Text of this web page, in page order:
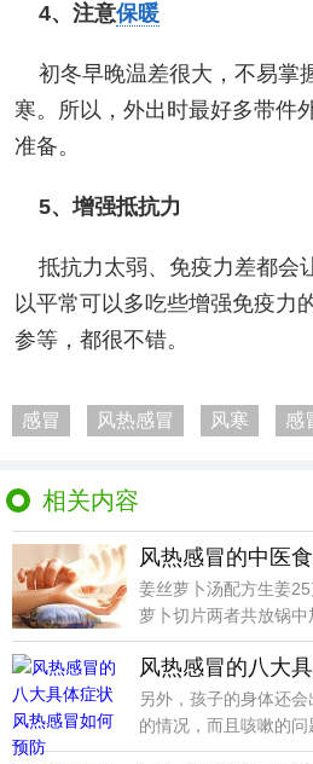
4、注意保暖
初冬早晚温差很大，不易掌
寒。所以，外出时最好多带件
准备。
5、增强抵抗力
抵抗力太弱、免疫力差都会
以平常可以多吃些增强免疫力
参等，都很不错。
感冒 风热感冒 风寒 感
相关内容
风热感冒的中医
姜丝萝卜汤配方生姜
萝卜切片两者共放锅
加入
另外，孩子的身体还
的情况，而且咳嗽的
伴随有痰多或